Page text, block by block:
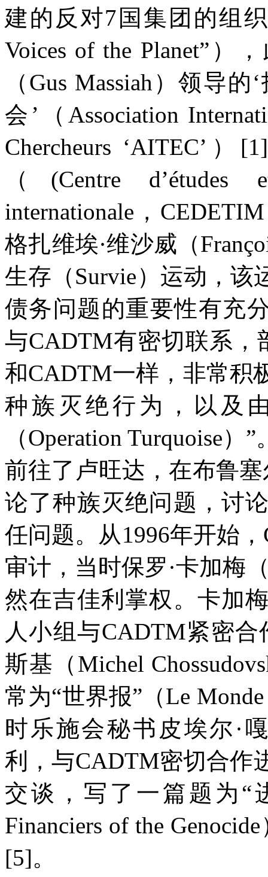
建的反对7 国集团的组
Voices of the Planet” ）
（ Gus Massiah ）领导的
会’（ Association
Chercheurs ‘AITEC’） [1]
（ (Centre d’études
internationale ， CEDETIM
格扎维埃·维沙威（
生存（Survie）运动，该
债务问题的重要性有充
与CADTM有密切联系，
和CADTM一样，非常积
种族灭绝行为，以及
（Operation Turquoise）”
前往了卢旺达，在布鲁
论了种族灭绝问题，讨
任问题。从1996年开始，
审计，当时保罗·卡加梅
然在吉佳利掌权。卡加
人小组与CADTM紧密合
斯基（ Michel
常为“世界报”（Le
时乐施会秘书皮埃尔·
利，与CADTM密切合作
交谈，写了一篇题为“
Financiers of the Genocide
[5]。